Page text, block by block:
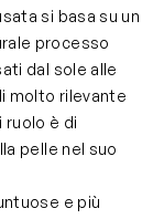
si basa su un
processo
dal sole alle
molto rilevante
ruolo è di
pelle nel suo
e più